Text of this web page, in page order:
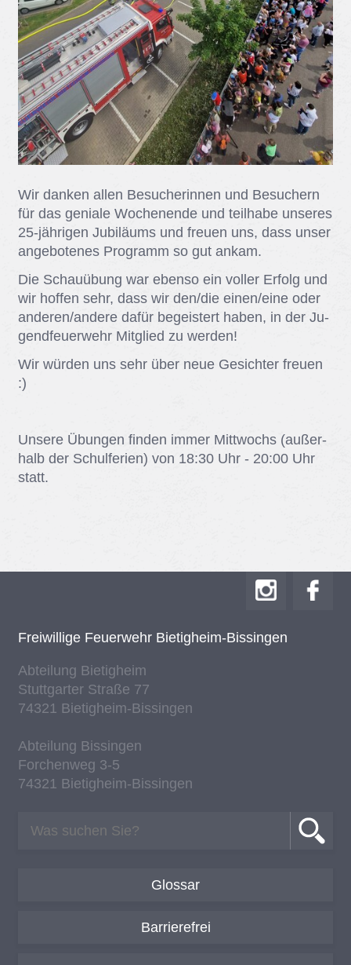
Wir dan­ken al­len Be­su­che­rin­nen und Be­su­chern
für das ge­nia­le Wo­chen­en­de und teil­ha­be un­se­res
25-jäh­ri­gen Ju­bi­lä­ums und freu­en uns, dass un­ser
an­ge­bo­te­nes Pro­gramm so gut an­kam.
Die Schau­übung war eben­so ein vol­ler Er­folg und
wir hof­fen sehr, dass wir den/​die ei­nen/​eine oder
an­de­ren/​an­de­re da­für be­geis­tert ha­ben, in der Ju­
gend­feu­er­wehr Mit­glied zu wer­den!
Wir wür­den uns sehr über neue Ge­sich­ter freu­en
:)
Un­se­re Übun­gen fin­den im­mer Mitt­wochs (au­ßer­
halb der Schul­fe­ri­en) von 18:30 Uhr - 20:00 Uhr
statt.
Frei­wil­li­ge Feu­er­wehr Bie­tig­heim-Bis­sin­gen
Ab­tei­lung Bie­tig­heim
Stutt­gar­ter Stra­ße 77
74321 Bie­tig­heim-Bis­sin­gen
Ab­tei­lung Bis­sin­gen
For­chen­weg 3-5
74321 Bie­tig­heim-Bis­sin­gen
Glossar
Barrierefrei